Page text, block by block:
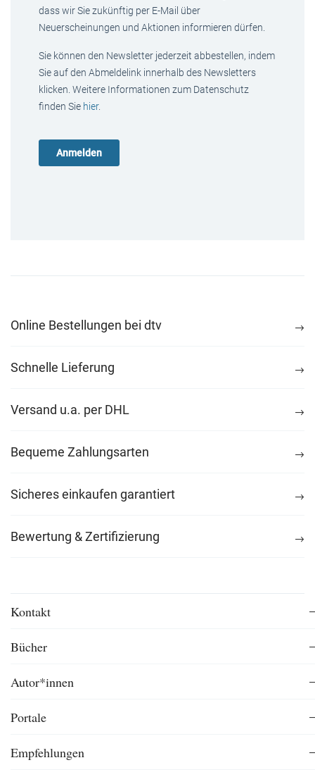
dass wir Sie zukünftig per E-Mail über
Neuerscheinungen und Aktionen informieren dürfen.
Sie können den Newsletter jederzeit abbestellen, indem
Sie auf den Abmeldelink innerhalb des Newsletters
klicken. Weitere Informationen zum Datenschutz
finden Sie hier.
Online Bestellungen bei dtv
Schnelle Lieferung
Versand u.a. per DHL
Bequeme Zahlungsarten
Sicheres einkaufen garantiert
Bewertung & Zertifizierung
Kontakt
Bücher
Autor*innen
Portale
Empfehlungen